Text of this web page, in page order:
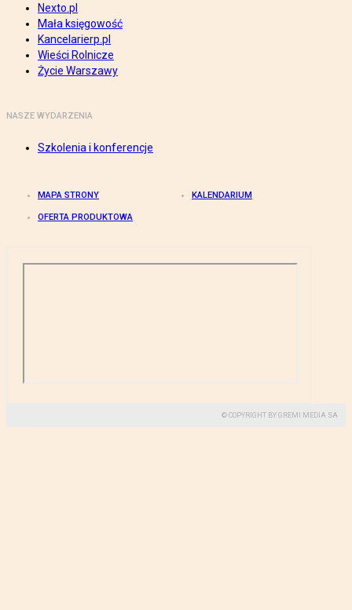
Nexto.pl
Mała księgowość
Kancelarierp.pl
Wieści Rolnicze
Życie Warszawy
NASZE WYDARZENIA
Szkolenia i konferencje
MAPA STRONY KALENDARIUM
OFERTA PRODUKTOWA
© COPYRIGHT BY GREMI MEDIA SA